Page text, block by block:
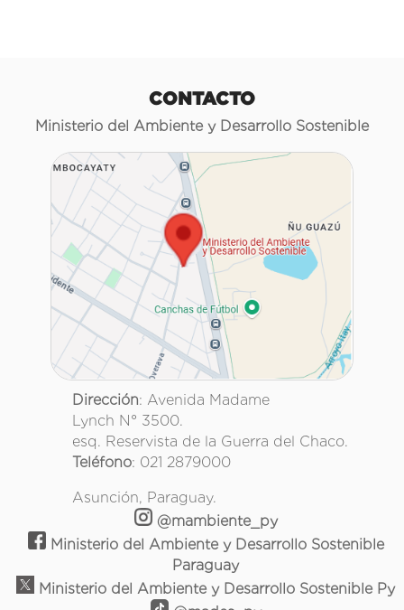
CONTACTO
Ministerio del Ambiente y Desarrollo Sostenible
Dirección: Avenida Madame
Lynch N° 3500.
esq. Reservista de la Guerra del Chaco.
Teléfono: 021 2879000
Asunción, Paraguay.
@mambiente_py
Ministerio del Ambiente y Desarrollo Sostenible
Paraguay
Ministerio del Ambiente y Desarrollo Sostenible Py